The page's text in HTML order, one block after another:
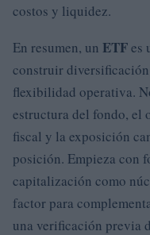
costos y liquidez.
En resumen, un ETFes
construir
flexibilidad operativa.
estructura del fondo, el
fiscal y la exposición
posición. Empieza con
capitalización como
factor para
una verificación previa